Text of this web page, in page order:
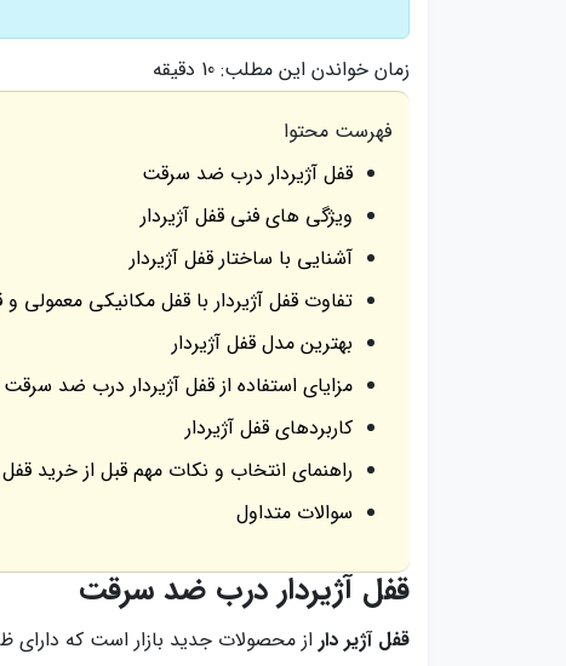
زمان خواندن این مطلب: 10 دقیقه
فهرست محتوا
قفل آژیردار درب ضد سرقت
ویژگی های فنی قفل آژیردار
آشنایی با ساختار قفل آژیردار
تفاوت قفل آژیردار با قفل مکانیکی معمولی
بهترین مدل قفل آژیردار
مزایای استفاده از قفل آژیردار درب ضد سرقت
کاربردهای قفل آژیردار
راهنمای انتخاب و نکات مهم قبل از خرید قفل
سوالات متداول
قفل آژیردار درب ضد سرقت
قفل آژیر دار از محصولات جدید بازار است که